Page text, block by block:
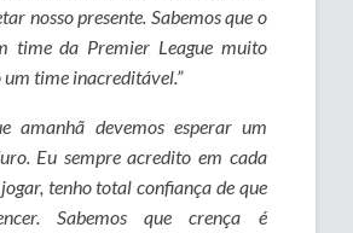
nosso presente. Sabemos que o
time da Premier League muito
um time inacreditável.”
amanhã devemos esperar um
Eu sempre acredito em cada
tenho total confiança de que
Sabemos que crença é